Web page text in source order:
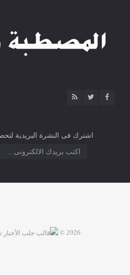
اشترك فى النشرة البريدية
2026 ©